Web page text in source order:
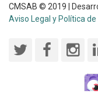
CMSAB © 2019 |
Aviso Legal y Política de